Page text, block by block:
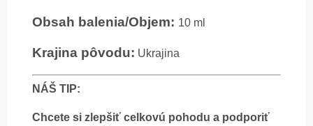
Obsah balenia/Objem: 10 ml
Krajina pôvodu: Ukrajina
NÁŠ TIP:
Chcete si zlepšiť celkovú pohodu a podporiť